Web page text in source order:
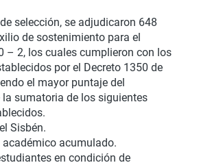
selección, se adjudicaron 648
de sostenimiento para el
– 2, los cuales cumplieron con los
por el Decreto 1350 de
el mayor puntaje del
la sumatoria de los siguientes
Sisbén.
académico acumulado.
en condición de